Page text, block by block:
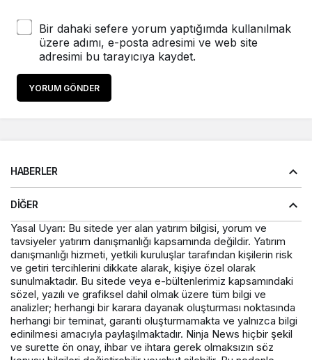
Bir dahaki sefere yorum yaptığımda kullanılmak
üzere adımı, e-posta adresimi ve web site
adresimi bu tarayıcıya kaydet.
YORUM GÖNDER
HABERLER
DIĞER
Yasal Uyarı: Bu sitede yer alan yatırım bilgisi, yorum ve
tavsiyeler yatırım danışmanlığı kapsamında değildir. Yatırım
danışmanlığı hizmeti, yetkili kuruluşlar tarafından kişilerin risk
ve getiri tercihlerini dikkate alarak, kişiye özel olarak
sunulmaktadır. Bu sitede veya e-bültenlerimiz kapsamındaki
sözel, yazılı ve grafiksel dahil olmak üzere tüm bilgi ve
analizler; herhangi bir karara dayanak oluşturması noktasında
herhangi bir teminat, garanti oluşturmamakta ve yalnızca bilgi
edinilmesi amacıyla paylaşılmaktadır. Ninja News hiçbir şekil
ve surette ön onay, ihbar ve ihtara gerek olmaksızın söz